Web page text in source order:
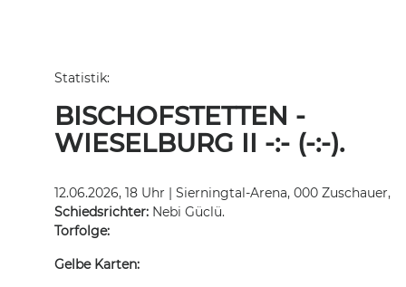
Statistik:
BISCHOFSTETTEN -
WIESELBURG II -:- (-:-).
12.06.2026, 18 Uhr | Sierningtal-Arena, 000 Zuschauer,
Schiedsrichter: Nebi Güclü.
Torfolge:
Gelbe Karten: